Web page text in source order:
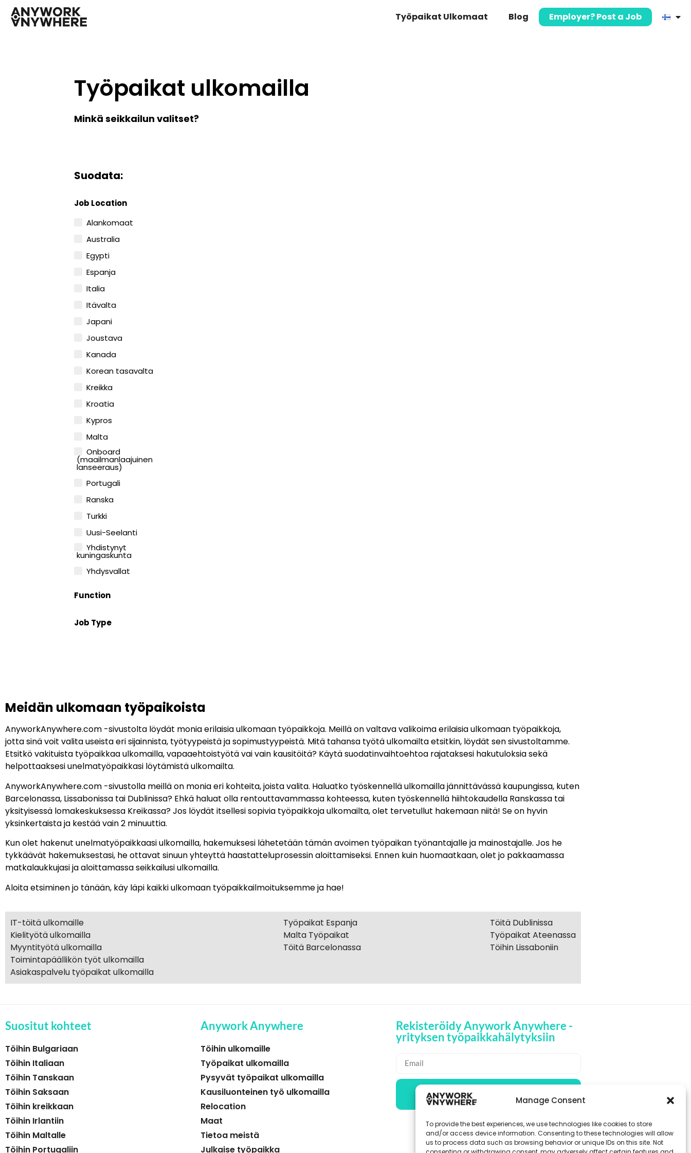
Manage Consent
To provide the best experiences, we use technologies like cookies to store
and/or access device information. Consenting to these technologies will allow
us to process data such as browsing behavior or unique IDs on this site. Not
Työpaikat Ulkomaat Blog Employer? Post a Job
Työpaikat ulkomailla
Minkä seikkailun valitset?
Suodata:
Job Location
Alankomaat
Australia
Egypti
Espanja
Italia
Itävalta
Japani
Joustava
Kanada
Korean tasavalta
Kreikka
Kroatia
Kypros
Malta
Onboard
(maailmanlaajuinen
lanseeraus)
Portugali
Ranska
Turkki
Uusi-Seelanti
Yhdistynyt
kuningaskunta
Yhdysvallat
Function
Job Type
Meidän ulkomaan työpaikoista
AnyworkAnywhere.com -sivustolta löydät monia erilaisia ulkomaan työpaikkoja. Meillä on valtava valikoima erilaisia ulkomaan työpaikkoja,
jotta sinä voit valita useista eri sijainnista, työtyypeistä ja sopimustyypeistä. Mitä tahansa työtä ulkomailta etsitkin, löydät sen sivustoltamme.
Etsitkö vakituista työpaikkaa ulkomailla, vapaaehtoistyötä vai vain kausitöitä? Käytä suodatinvaihtoehtoa rajataksesi hakutuloksia sekä
helpottaaksesi unelmatyöpaikkasi löytämistä ulkomailta.
AnyworkAnywhere.com -sivustolla meillä on monia eri kohteita, joista valita. Haluatko työskennellä ulkomailla jännittävässä kaupungissa, kuten
Barcelonassa, Lissabonissa tai Dublinissa? Ehkä haluat olla rentouttavammassa kohteessa, kuten työskennellä hiihtokaudella Ranskassa tai
yksityisessä lomakeskuksessa Kreikassa? Jos löydät itsellesi sopivia työpaikkoja ulkomailta, olet tervetullut hakemaan niitä! Se on hyvin
yksinkertaista ja kestää vain 2 minuuttia.
Kun olet hakenut unelmatyöpaikkaasi ulkomailla, hakemuksesi lähetetään tämän avoimen työpaikan työnantajalle ja mainostajalle. Jos he
tykkäävät hakemuksestasi, he ottavat sinuun yhteyttä haastatteluprosessin aloittamiseksi. Ennen kuin huomaatkaan, olet jo pakkaamassa
matkalaukkujasi ja aloittamassa seikkailusi ulkomailla.
Aloita etsiminen jo tänään, käy läpi kaikki ulkomaan työpaikkailmoituksemme ja hae!
IT-töitä ulkomaille
Kielityötä ulkomailla
Myyntityötä ulkomailla
Toimintapäällikön työt ulkomailla
Asiakaspalvelu työpaikat ulkomailla
Työpaikat Espanja
Malta Työpaikat
Töitä Barcelonassa
Töitä Dublinissa
Työpaikat Ateenassa
Töihin Lissaboniin
Suositut kohteet
Töihin Bulgariaan
Töihin Italiaan
Töihin Tanskaan
Töihin Saksaan
Töihin kreikkaan
Töihin Irlantiin
Töihin Maltalle
Töihin Portugaliin
Anywork Anywhere
Töihin ulkomaille
Työpaikat ulkomailla
Pysyvät työpaikat ulkomailla
Kausiluonteinen työ ulkomailla
Relocation
Maat
Tietoa meistä
Julkaise työpaikka
Rekisteröidy Anywork Anywhere -
yrityksen työpaikkahälytyksiin
🌞 VASTAANOTA
TYÖPAIKKAILMOITUKSET